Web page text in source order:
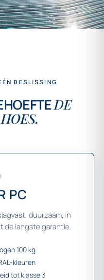
BESLISSING
DE
PC
duurzaam, in
de langste garantie.
100 kg
kleuren
tot klasse 3